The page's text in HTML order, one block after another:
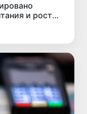
и рост
и услуг